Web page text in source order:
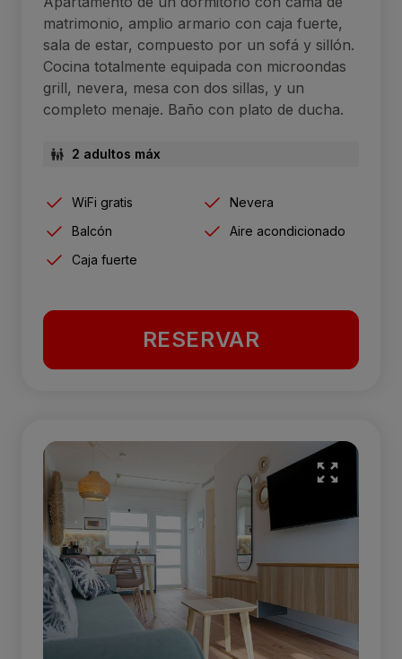
matrimonio, amplio armario con caja fuerte,
sala de estar, compuesto por un sofá y sillón.
Cocina totalmente equipada con microondas
grill, nevera, mesa con dos sillas, y un
completo menaje. Baño con plato de ducha.
2 adultos máx
WiFi gratis
Nevera
Balcón
Aire acondicionado
Caja fuerte
RESERVAR